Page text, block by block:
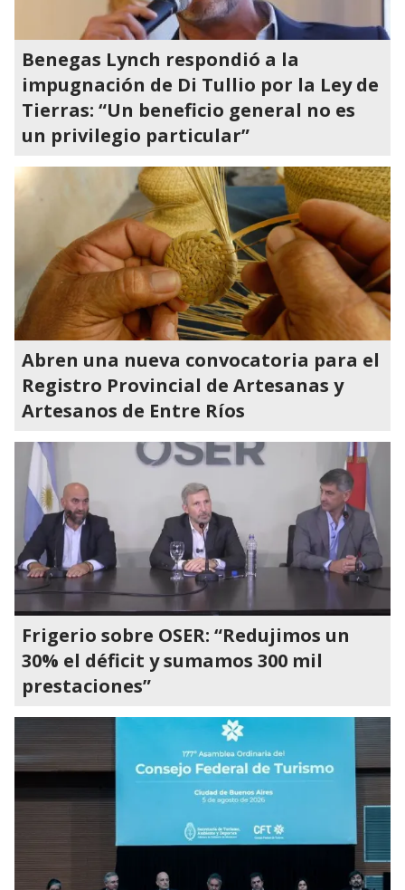
Benegas Lynch respondió a la
impugnación de Di Tullio por la Ley de
Tierras: “Un beneficio general no es
un privilegio particular”
Abren una nueva convocatoria para el
Registro Provincial de Artesanas y
Artesanos de Entre Ríos
Frigerio sobre OSER: “Redujimos un
30% el déficit y sumamos 300 mil
prestaciones”